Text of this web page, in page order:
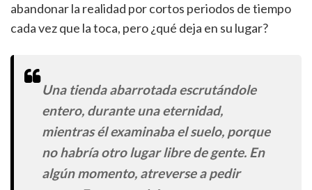
abandonar la realidad por cortos periodos de tiempo
cada vez que la toca, pero ¿qué deja en su lugar?
Una tienda abarrotada escrutándole
entero, durante una eternidad,
mientras él examinaba el suelo, porque
no habría otro lugar libre de gente. En
algún momento, atreverse a pedir